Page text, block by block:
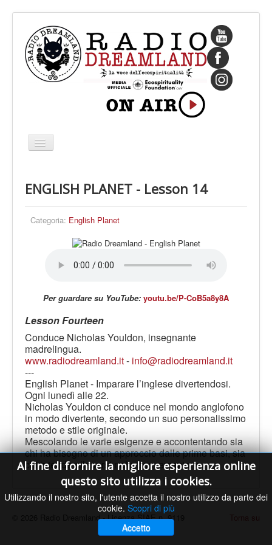
Cambia
navigazione
CHI SIAMO
PODCAST
EVENTI
PRESS
CONTATTI
ENGLISH PLANET - Lesson 14
Categoria: English Planet
Per guardare su YouTube: youtu.be/P-CoB5a8y8A
Lesson Fourteen
Conduce Nicholas Youldon, insegnante
madrelingua.
www.radiodreamland.it- info@radiodreamland.it
---
English Planet - Imparare l’inglese divertendosi.
Ogni lunedì alle 22.
Nicholas Youldon ci conduce nel mondo anglofono
in modo divertente, secondo un suo personalissimo
metodo e stile originale.
Mescolando le varie esigenze e accontentando sia
chi ha bisogno di un approccio dalle prime basi, sia
chi intende allenarsi nella conversazione.
Al fine di fornire la migliore esperienza online
questo sito utilizza i cookies.
Utilizzando il nostro sito, l'utente accetta il nostro utilizzo da parte dei
cookie. Scopri di più
Accetto
© 2026 Radio Dreamland - Licenza SIAE n. 9119